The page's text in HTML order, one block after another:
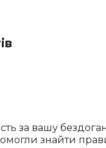
за вашу
знайти